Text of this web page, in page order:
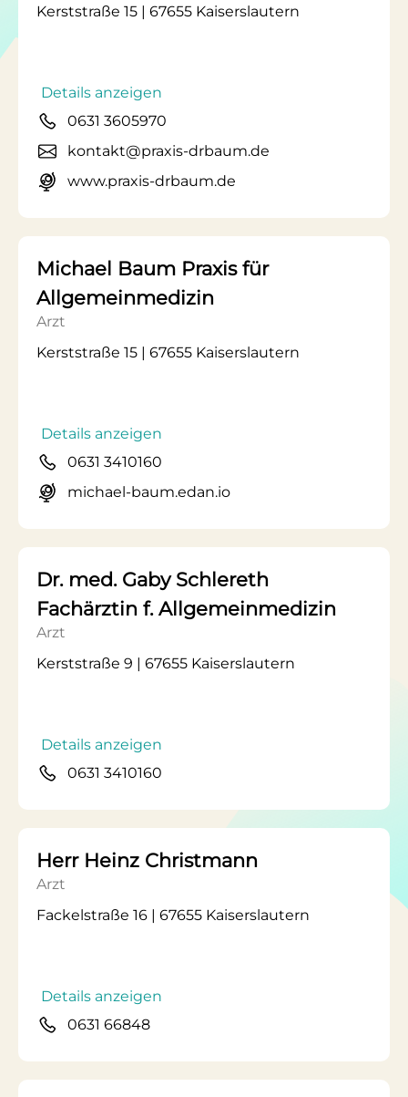
Kerststraße 15 | 67655 Kaiserslautern
Details anzeigen
0631 3605970
kontakt@praxis-drbaum.de
www.praxis-drbaum.de
Michael Baum Praxis für
Allgemeinmedizin
Arzt
Kerststraße 15 | 67655 Kaiserslautern
Details anzeigen
0631 3410160
michael-baum.edan.io
Dr. med. Gaby Schlereth
Fachärztin f. Allgemeinmedizin
Arzt
Kerststraße 9 | 67655 Kaiserslautern
Details anzeigen
0631 3410160
Herr Heinz Christmann
Arzt
Fackelstraße 16 | 67655 Kaiserslautern
Details anzeigen
0631 66848